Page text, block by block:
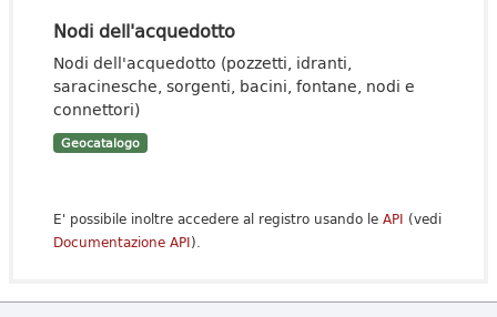
Nodi dell'acquedotto
Nodi dell'acquedotto (pozzetti, idranti,
saracinesche, sorgenti, bacini, fontane, nodi e
connettori)
Geocatalogo
E' possibile inoltre accedere al registro usando le API (vedi
Documentazione API).